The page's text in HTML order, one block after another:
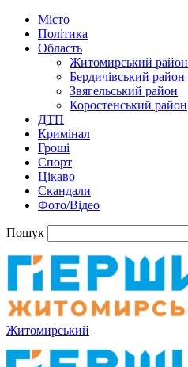
Місто
Політика
Область
Житомирський район
Бердичівський район
Звягельський район
Коростенський район
ДТП
Кримінал
Гроші
Спорт
Цікаво
Скандали
Фото/Відео
Пошук
Житомирський